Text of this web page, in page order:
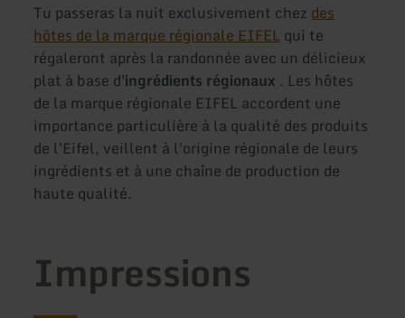
Tu passeras la nuit exclusivement chezdes
hôtes de la marque régionale EIFELqui te
régaleront après la randonnée avec un délicieux
plat à base d'ingrédients régionaux . Les hôtes
de la marque régionale EIFEL accordent une
importance particulière à la qualité des produits
de l'Eifel, veillent à l'origine régionale de leurs
ingrédients et à une chaîne de production de
haute qualité.
Impressions